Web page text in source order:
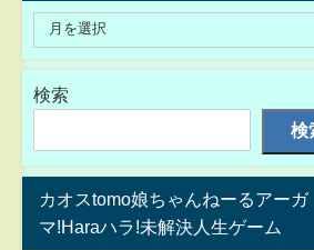
検索
検
カオスtomo娘ちゃんねーるアーガ
マ!Haraハラ!未解決人生ゲーム